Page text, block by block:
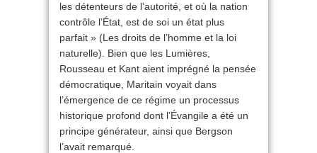
les détenteurs de l’autorité, et où la nation
contrôle l’État, est de soi un état plus
parfait » (Les droits de l’homme et la loi
naturelle). Bien que les Lumières,
Rousseau et Kant aient imprégné la pensée
démocratique, Maritain voyait dans
l’émergence de ce régime un processus
historique profond dont l’Évangile a été un
principe générateur, ainsi que Bergson
l’avait remarqué.